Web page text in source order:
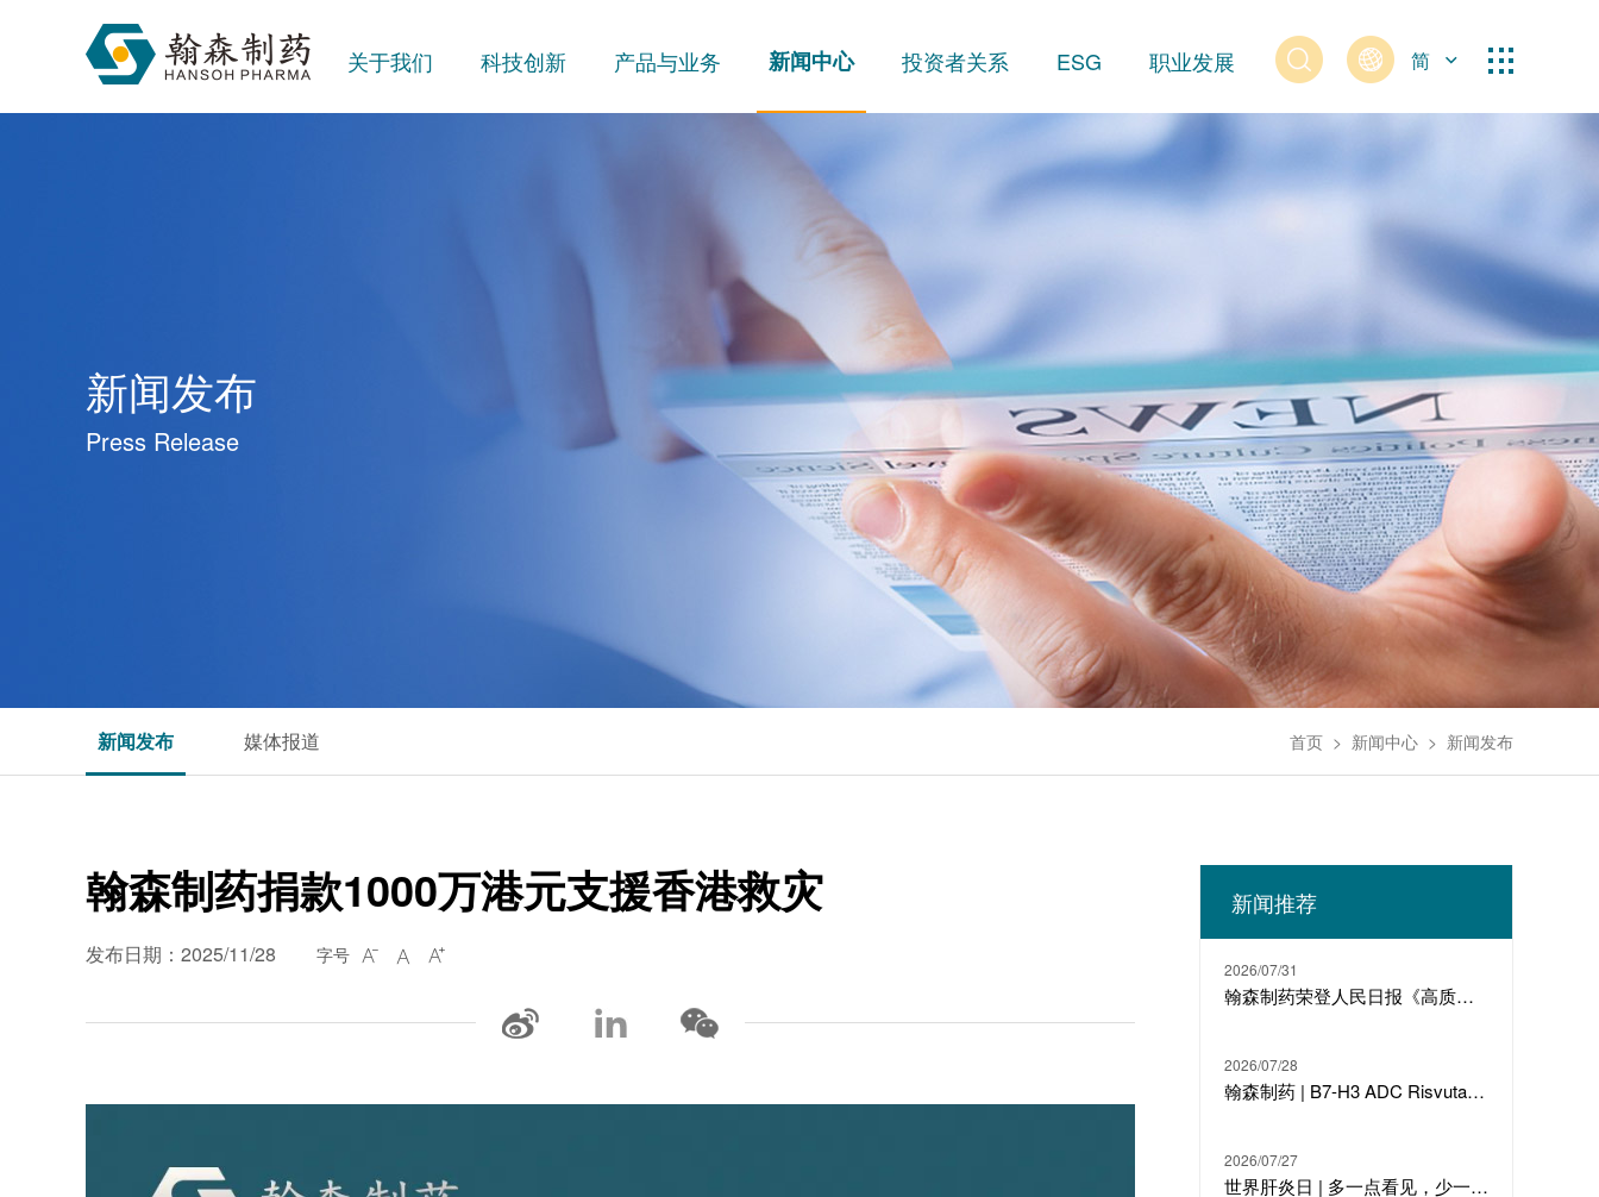
简 
关于我们 科技创新 产品与业务 新闻中心 投资者关系 ESG 职业发展
新闻发布
Press Release
新闻发布 媒体报道 首页 > 新闻中心 > 新闻发布
翰森制药捐款1000万港元支援香港救灾
发布日期：2025/11/28 字号   
新闻推荐
2026/07/31
翰森制药荣登人民日报《高质量发展故事汇》
2026/07/28
翰森制药 | B7-H3 ADC Risvutatug Rezetecan（HS-20093）骨肉瘤III期临床ARTEMIS-011达到IRC-PFS主要终点
2026/07/27
世界肝炎日 | 多一点看见，少一点偏见，科学治疗才是打败乙肝的最强答案